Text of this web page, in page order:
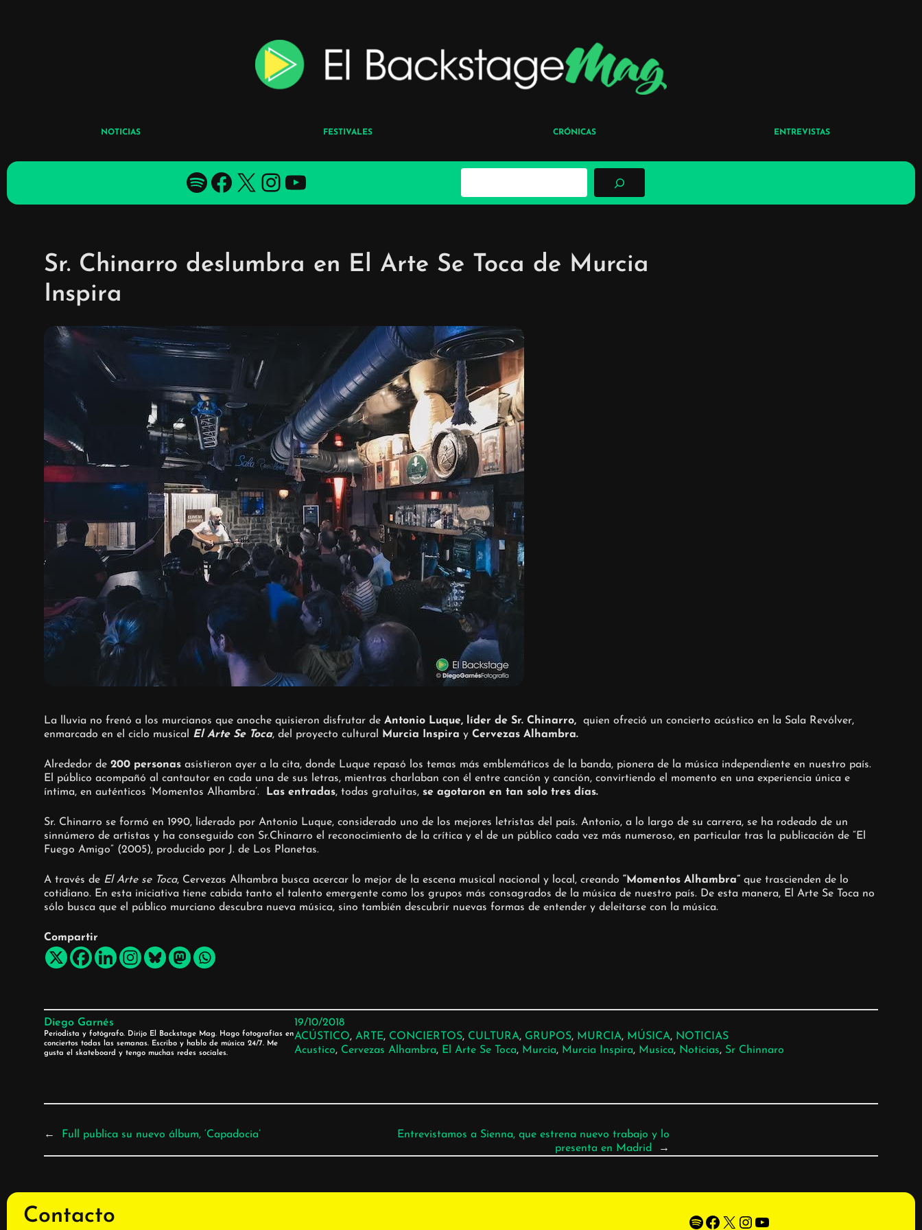
NOTICIAS FESTIVALES CRÓNICAS ENTREVISTAS
Spotify Facebook X YouTube YouTube
B
c
Sr. Chinarro deslumbra en El Arte Se Toca de Murcia
Inspira
La lluvia no frenó a los murcianos que anoche quisieron disfrutar de Antonio Luque, líder de Sr. Chinarro,
quien ofreció un concierto acústico en la Sala Revólver,
enmarcado en el ciclo musical El Arte Se Toca, del proyecto cultural Murcia Inspira y Cervezas Alhambra.
Alrededor de 200 personasasistieron ayer a la cita, donde Luque repasó los temas más emblemáticos de la banda, pionera de la música independiente en nuestro país.
El público acompañó al cantautor en cada una de sus letras, mientras charlaban con él entre canción y canción, convirtiendo el momento en una experiencia única e
íntima, en auténticos ‘Momentos Alhambra’.
Las entradas, todas gratuitas, se agotaron en tan solo tres días.
Sr. Chinarro se formó en 1990, liderado por Antonio Luque, considerado uno de los mejores letristas del país. Antonio, a lo largo de su carrera, se ha rodeado de un
sinnúmero de artistas y ha conseguido con Sr.Chinarro el reconocimiento de la crítica y el de un público cada vez más numeroso, en particular tras la publicación de “El
Fuego Amigo” (2005), producido por J. de Los Planetas.
A través de El Arte se Toca, Cervezas Alhambra busca acercar lo mejor de la escena musical nacional y local, creando “Momentos Alhambra” que trascienden de lo
cotidiano. En esta iniciativa tiene cabida tanto el talento emergente como los grupos más consagrados de la música de nuestro país. De esta manera, El Arte Se Toca no
sólo busca que el público murciano descubra nueva música, sino también descubrir nuevas formas de entender y deleitarse con la música.
Compartir
Diego Garnés
Periodista y fotógrafo. Dirijo El Backstage Mag. Hago fotografías en
conciertos todas las semanas. Escribo y hablo de música 24/7. Me
gusta el skateboard y tengo muchas redes sociales.
19/10/2018
ACÚSTICO, ARTE, CONCIERTOS, CULTURA, GRUPOS, MURCIA, MÚSICA, NOTICIAS
Acustico, Cervezas Alhambra, El Arte Se Toca, Murcia, Murcia Inspira, Musica, Noticias, Sr Chinnaro
← Full publica su nuevo álbum, ‘Capadocia’
Entrevistamos a Sienna, que estrena nuevo trabajo y lo
presenta en Madrid
→
Contacto Spotify Facebook X Instagram YouTube